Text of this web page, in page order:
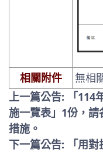
相關附件
無相
上一篇公告: 「
施一覽表」1份，
措施。
下一篇公告: 「用